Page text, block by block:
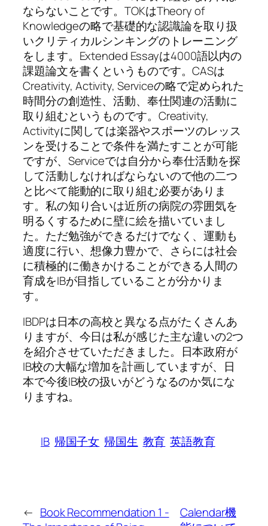
ならないことです。TOKはTheory of
Knowledgeの略で基礎的な認識論を取り扱
いクリティカルシンキングのトレーニング
をします。Extended Essayは4000語以内の
課題論文を書くというものです。CASは
Creativity, Activity, Serviceの略で定められた
時間分の創造性、活動、奉仕関連の活動に
取り組むというものです。Creativity,
Activityに関しては楽器やスポーツのレッス
ンを受けることで条件を満たすことが可能
ですが、Serviceでは自分から奉仕活動を探
して活動しなければならないので他の二つ
と比べて能動的に取り組む必要がありま
す。私の知り合いは近所の病院の雰囲気を
明るくするために壁に絵を描いていまし
た。ただ勉強ができるだけでなく、運動も
適度に行い、想像力豊かで、さらには社会
に積極的に働きかけることができる人間の
育成をIBが目指していることが分かりま
す。
IBDPは日本の高校と異なる点がたくさんあ
りますが、今日は私が感じた主な違いの2つ
を紹介させていただきました。日本政府が
IB校の大幅な増加を計画していますが、日
本で今後IB校の扱いがどうなるのか気にな
りますね。
IB 帰国子女 帰国生 教育 英語教育
← Book Recommendation 1 -
Calendar機